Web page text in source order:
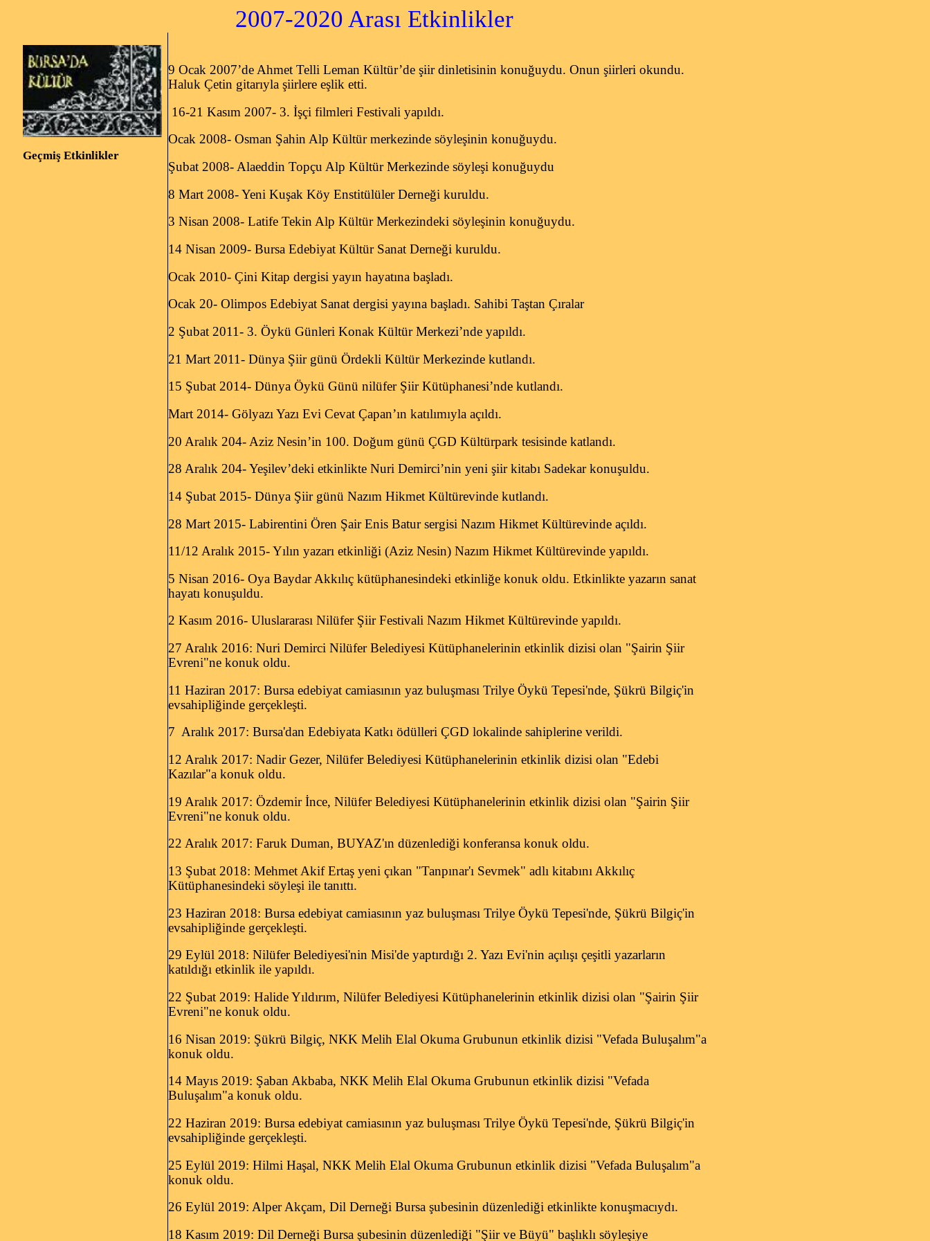
2007-2020 Arası Etkinlikler
Geçmiş Etkinlikler
9 Ocak 2007’de Ahmet Telli Leman Kültür’de şiir dinletisinin konuğuydu. Onun şiirleri okundu.
Haluk Çetin gitarıyla şiirlere eşlik etti.
16-21 Kasım 2007- 3. İşçi filmleri Festivali yapıldı.
Ocak 2008- Osman Şahin Alp Kültür merkezinde söyleşinin konuğuydu.
Şubat 2008- Alaeddin Topçu Alp Kültür Merkezinde söyleşi konuğuydu
8 Mart 2008- Yeni Kuşak Köy Enstitülüler Derneği kuruldu.
3 Nisan 2008- Latife Tekin Alp Kültür Merkezindeki söyleşinin konuğuydu.
14 Nisan 2009- Bursa Edebiyat Kültür Sanat Derneği kuruldu.
Ocak 2010- Çini Kitap dergisi yayın hayatına başladı.
Ocak 20- Olimpos Edebiyat Sanat dergisi yayına başladı. Sahibi Taştan Çıralar
2 Şubat 2011- 3. Öykü Günleri Konak Kültür Merkezi’nde yapıldı.
21 Mart 2011- Dünya Şiir günü Ördekli Kültür Merkezinde kutlandı.
15 Şubat 2014- Dünya Öykü Günü nilüfer Şiir Kütüphanesi’nde kutlandı.
Mart 2014- Gölyazı Yazı Evi Cevat Çapan’ın katılımıyla açıldı.
20 Aralık 204- Aziz Nesin’in 100. Doğum günü ÇGD Kültürpark tesisinde katlandı.
28 Aralık 204- Yeşilev’deki etkinlikte Nuri Demirci’nin yeni şiir kitabı Sadekar konuşuldu.
14 Şubat 2015- Dünya Şiir günü Nazım Hikmet Kültürevinde kutlandı.
28 Mart 2015- Labirentini Ören Şair Enis Batur sergisi Nazım Hikmet Kültürevinde açıldı.
11/12 Aralık 2015- Yılın yazarı etkinliği (Aziz Nesin) Nazım Hikmet Kültürevinde yapıldı.
5 Nisan 2016- Oya Baydar Akkılıç kütüphanesindeki etkinliğe konuk oldu. Etkinlikte yazarın sanat
hayatı konuşuldu.
2 Kasım 2016- Uluslararası Nilüfer Şiir Festivali Nazım Hikmet Kültürevinde yapıldı.
27 Aralık 2016: Nuri Demirci Nilüfer Belediyesi Kütüphanelerinin etkinlik dizisi olan "Şairin Şiir
Evreni"ne konuk oldu.
11 Haziran 2017: Bursa edebiyat camiasının yaz buluşması Trilye Öykü Tepesi'nde, Şükrü Bilgiç'in
evsahipliğinde gerçekleşti.
7 Aralık 2017: Bursa'dan Edebiyata Katkı ödülleri ÇGD lokalinde sahiplerine verildi.
12 Aralık 2017: Nadir Gezer, Nilüfer Belediyesi Kütüphanelerinin etkinlik dizisi olan "Edebi
Kazılar"a konuk oldu.
19 Aralık 2017: Özdemir İnce, Nilüfer Belediyesi Kütüphanelerinin etkinlik dizisi olan "Şairin Şiir
Evreni"ne konuk oldu.
22 Aralık 2017: Faruk Duman, BUYAZ'ın düzenlediği konferansa konuk oldu.
13 Şubat 2018: Mehmet Akif Ertaş yeni çıkan "Tanpınar'ı Sevmek" adlı kitabını Akkılıç
Kütüphanesindeki söyleşi ile tanıttı.
23 Haziran 2018: Bursa edebiyat camiasının yaz buluşması Trilye Öykü Tepesi'nde, Şükrü Bilgiç'in
evsahipliğinde gerçekleşti.
29 Eylül 2018: Nilüfer Belediyesi'nin Misi'de yaptırdığı 2. Yazı Evi'nin açılışı çeşitli yazarların
katıldığı etkinlik ile yapıldı.
22 Şubat 2019: Halide Yıldırım, Nilüfer Belediyesi Kütüphanelerinin etkinlik dizisi olan "Şairin Şiir
Evreni"ne konuk oldu.
16 Nisan 2019: Şükrü Bilgiç, NKK Melih Elal Okuma Grubunun etkinlik dizisi "Vefada Buluşalım"a
konuk oldu.
14 Mayıs 2019: Şaban Akbaba, NKK Melih Elal Okuma Grubunun etkinlik dizisi "Vefada
Buluşalım"a konuk oldu.
22 Haziran 2019: Bursa edebiyat camiasının yaz buluşması Trilye Öykü Tepesi'nde, Şükrü Bilgiç'in
evsahipliğinde gerçekleşti.
25 Eylül 2019: Hilmi Haşal, NKK Melih Elal Okuma Grubunun etkinlik dizisi "Vefada Buluşalım"a
konuk oldu.
26 Eylül 2019: Alper Akçam, Dil Derneği Bursa şubesinin düzenlediği etkinlikte konuşmacıydı.
18 Kasım 2019: Dil Derneği Bursa şubesinin düzenlediği "Şiir ve Büyü" başlıklı söyleşiye